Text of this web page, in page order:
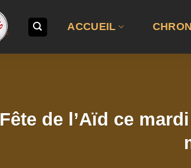
ACCUEIL
Fête de l’Aïd ce